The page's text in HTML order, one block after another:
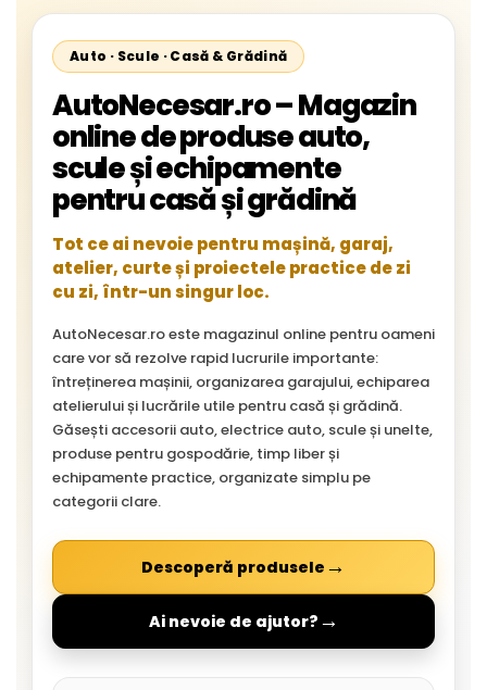
Auto · Scule · Casă & Grădină
AutoNecesar.ro – Magazin
online de produse auto,
scule și echipamente
pentru casă și grădină
Tot ce ai nevoie pentru mașină, garaj,
atelier, curte și proiectele practice de zi
cu zi, într-un singur loc.
AutoNecesar.ro este magazinul online pentru oameni
care vor să rezolve rapid lucrurile importante:
întreținerea mașinii, organizarea garajului, echiparea
atelierului și lucrările utile pentru casă și grădină.
Găsești accesorii auto, electrice auto, scule și unelte,
produse pentru gospodărie, timp liber și
echipamente practice, organizate simplu pe
categorii clare.
Descoperă produsele →
Ai nevoie de ajutor? →